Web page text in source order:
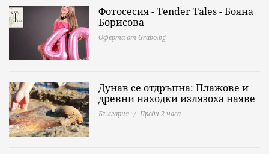
Фотосесия - Tender Tales - Бояна
Борисова
Оферта от Grabo.bg
Дунав се отдръпна: Плажове и
древни находки излязоха наяве
България Преди 2 часа